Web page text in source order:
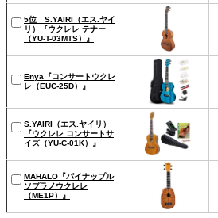
5位 S.YAIRI（エス.ヤイ
リ）『ウクレレ テナー
（YU-T-03MTS）』
Enya『コンサートウクレ
レ（EUC-25D）』
S.YAIRI（エス.ヤイリ）
『ウクレレ コンサートサ
イズ（YU-C-01K）』
MAHALO『パイナップル
ソプラノウクレレ
（ME1P）』